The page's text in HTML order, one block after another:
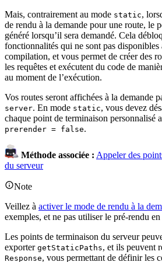
Mais, contrairement au mode static,
de rendu à la demande pour une route, le
généré lorsqu’il sera demandé. Cela
fonctionnalités qui ne sont pas disponibles
compilation, et vous permet de créer des
les requêtes et exécutent du code de
au moment de l’exécution.
Vos routes seront affichées à la demande
server. En mode static, vous devez
chaque point de terminaison personnalisé
prerender = false.
Méthode associée : Appeler des
du serveur
Note
Veillez à activer le mode de rendu à la
exemples, et ne pas utiliser le pré-rendu
Les points de terminaison du serveur
exporter getStaticPaths, et ils peuvent
Response, vous permettant de définir les